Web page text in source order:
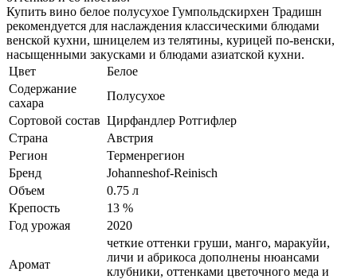
Купить вино белое полусухое Гумпольдскирхен Традишн
рекомендуется для наслаждения классическими блюдами
венской кухни, шницелем из телятины, курицей по-венски,
насыщенными закусками и блюдами азиатской кухни.
Цвет
Белое
Содержание
сахара
Полусухое
Сортовой состав Цирфандлер Ротгифлер
Страна
Австрия
Регион
Терменрегион
Бренд
Johanneshof-Reinisch
Объем
0.75 л
Крепость
13 %
Год урожая
2020
Аромат
четкие оттенки груши, манго, маракуйи,
личи и абрикоса дополнены нюансами
клубники, оттенками цветочного меда и